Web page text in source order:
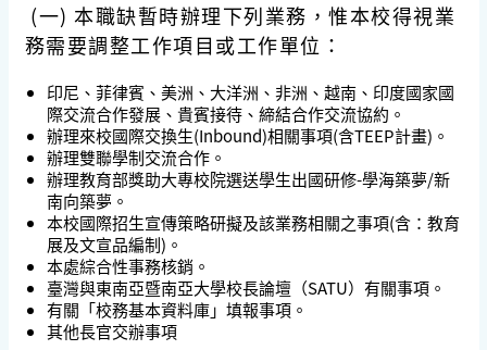
(一) 本職缺暫時辦理下列業務，惟本校得視業
務需要調整工作項目或工作單位：
印尼、菲律賓、美洲、大洋洲、非洲、越南、印度國家國
際交流合作發展、貴賓接待、締結合作交流協約。
辦理來校國際交換生(Inbound)相關事項(含TEEP計畫)。
辦理雙聯學制交流合作。
辦理教育部獎助大專校院選送學生出國研修-學海築夢/新
南向築夢。
本校國際招生宣傳策略研擬及該業務相關之事項(含：教育
展及文宣品編制)。
本處綜合性事務核銷。
臺灣與東南亞暨南亞大學校長論壇（SATU）有關事項。
有關「校務基本資料庫」填報事項。
其他長官交辦事項